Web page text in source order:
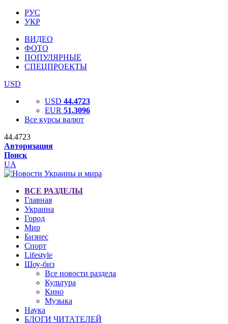
РУС
УКР
ВИДЕО
ФОТО
ПОПУЛЯРНЫЕ
СПЕЦПРОЕКТЫ
USD
USD 44.4723
EUR 51.3096
Все курсы валют
44.4723
Авторизация
Поиск
UA
ВСЕ РАЗДЕЛЫ
Главная
Украина
Город
Мир
Бизнес
Спорт
Lifestyle
Шоу-биз
Все новости раздела
Культура
Кино
Музыка
Наука
БЛОГИ ЧИТАТЕЛЕЙ